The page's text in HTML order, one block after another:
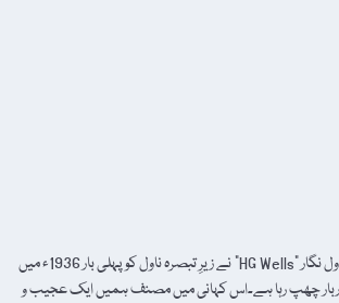
تحریر: ایم عرفان انگریزی ناول نگار "HG Wells” نے زیرِ تبصرہ ناول کو پہلی بار 1936ء میں
باربار چھپ رہا ہے۔اس کہانی میں مصنف ہمیں ایک عجیب و